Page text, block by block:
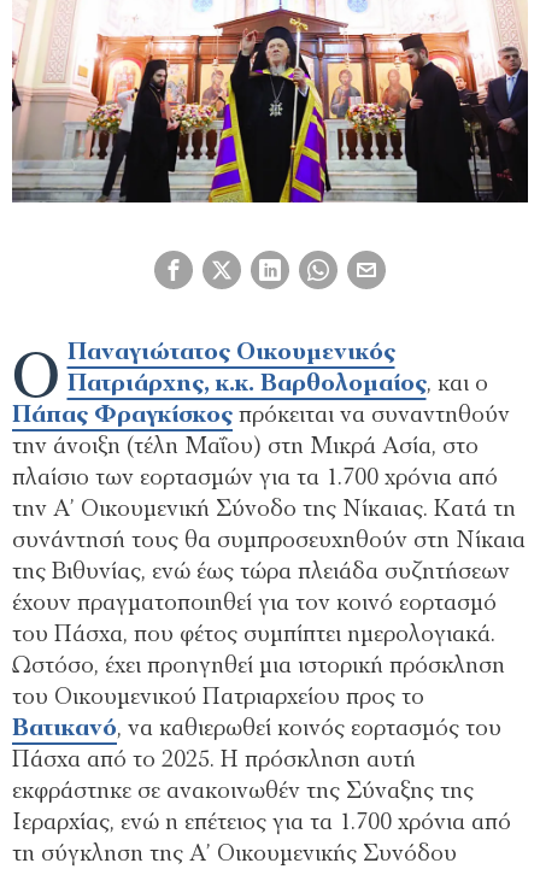
Ο Παναγιώτατος Οικουµενικός
Πατριάρχης, κ.κ. Βαρθολοµαίος, και ο
Πάπας Φραγκίσκος πρόκειται να συναντηθούν
την άνοιξη (τέλη Μαΐου) στη Μικρά Ασία, στο
πλαίσιο των εορτασµών για τα 1.700 χρόνια από
την Α’ Οικουµενική Σύνοδο της Νίκαιας. Κατά τη
συνάντησή τους θα συµπροσευχηθούν στη Νίκαια
της Βιθυνίας, ενώ έως τώρα πλειάδα συζητήσεων
έχουν πραγµατοποιηθεί για τον κοινό εορτασµό
του Πάσχα, που φέτος συµπίπτει ηµερολογιακά.
Ωστόσο, έχει προηγηθεί µια ιστορική πρόσκληση
του Οικουµενικού Πατριαρχείου προς το
Bατικανό, να καθιερωθεί κοινός εορτασµός του
Πάσχα από το 2025. Η πρόσκληση αυτή
εκφράστηκε σε ανακοινωθέν της Σύναξης της
Ιεραρχίας, ενώ η επέτειος για τα 1.700 χρόνια από
τη σύγκληση της Α’ Οικουµενικής Συνόδου